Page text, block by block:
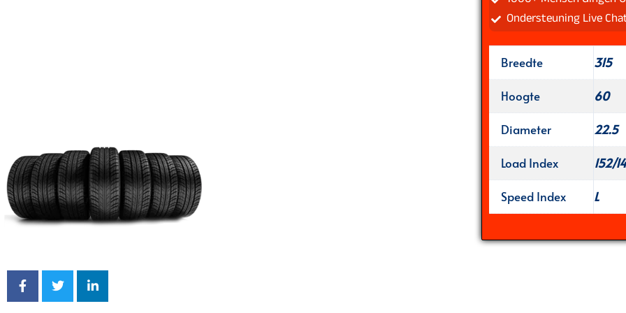
Ondersteuning Live
Breedte
315
Hoogte
60
Diameter
22.5
Load Index
152/
Speed Index
L